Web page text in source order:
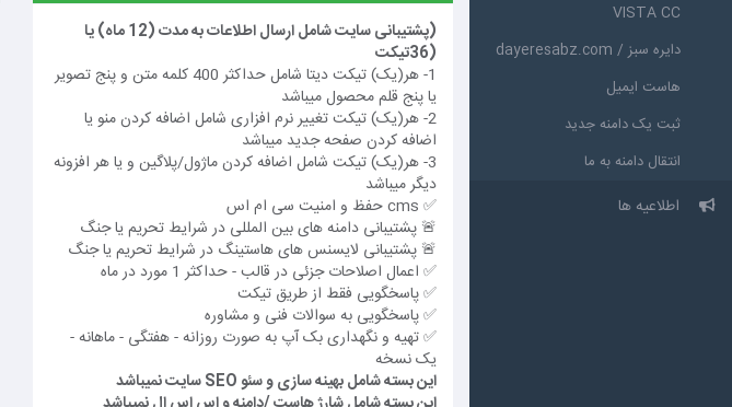
VISTA CC
دایره سبز / dayeresabz.com
هاست ایمیل
ثبت یک دامنه جدید
انتقال دامنه به ما
اطلاعیه ها
(پشتیبانی سایت شامل ارسال اطلاعات به مدت (12 ماه) یا
(36تیکت
1- هر(یک) تیکت دیتا شامل حداکثر 400 کلمه متن و پنج تصویر
یا پنج قلم محصول میباشد
2- هر(یک) تیکت تغییر نرم افزاری شامل اضافه کردن منو یا
اضافه کردن صفحه جدید میباشد
3- هر(یک) تیکت شامل اضافه کردن ماژول/پلاگین و یا هر افزونه
دیگر میباشد
✅ cms حفظ و امنیت سی ام اس
🚨 پشتیبانی دامنه های بین المللی در شرایط تحریم یا جنگ
🚨 پشتیبانی لایسنس های هاستینگ در شرایط تحریم یا جنگ
✅ اعمال اصلاحات جزئی در قالب - حداکثر 1 مورد در ماه
✅ پاسخگویی فقط از طریق تیکت
✅ پاسخگویی به سوالات فنی و مشاوره
✅ تهیه و نگهداری بک آپ به صورت روزانه - هفتگی - ماهانه -
یک نسخه
این بسته شامل بهینه سازی و سئو SEO سایت نمیباشد